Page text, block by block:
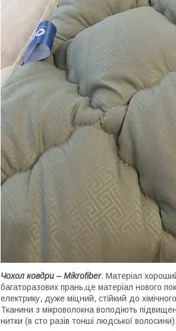
Чохол ковдри – Mikrofiber. Матеріал хороший
багаторазових прань,це матеріал нового
електрику, дуже міцний, стійкий до
Тканини з мікроволокна володіють
нитки (в сто разів тонші людської